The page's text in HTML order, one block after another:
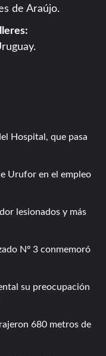
de Araújo.
Hospital, que pasa
Urufor en el empleo
lesionados y más
Nº 3 conmemoró
su preocupación
680 metros de